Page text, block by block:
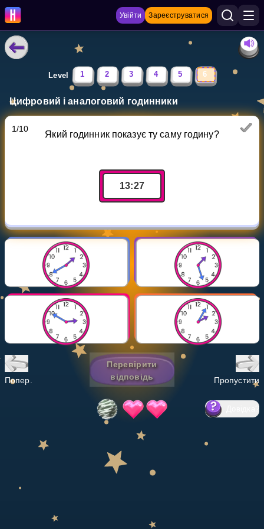
Увійти Зареєструватися
НАВЧАЛЬНІ МАТЕРІАЛИ
Curriculum
Multiplication Master
Показати більше
НАВЧАЛЬНИЙ ПЛАН
Select curriculum
Level 1 2 3 4 5 6
Цифровий і аналоговий годинники
1/10
Який годинник показує ту саму годину?
13:27
Попер.
Перевірити
відповідь
Пропустити
?